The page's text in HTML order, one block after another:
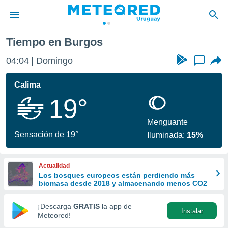
de
ha
calidad.
a este
las
y
forma
digital
basada
Tiempo en Burgos
04:04 Domingo ...
Calima
19°
Sensación de 19°
Menguante
Iluminada: 15%
Actualidad
Los bosques europeos están perdiendo más
biomasa desde 2018 y almacenando menos CO2
¡Descarga GRATIS la app de
Meteored!
Instalar